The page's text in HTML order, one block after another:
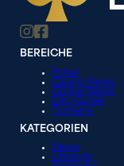
BEREICHE
Poker
Casino News
Online News
City Guide
Turniere
KATEGORIEN
News
Lifestyle